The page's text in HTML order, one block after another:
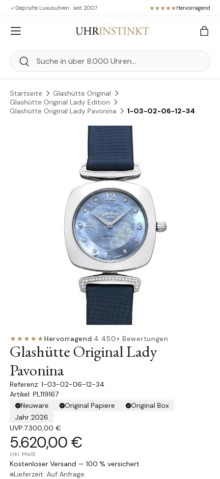
Direkt zum Inhalt
Geprüfte Luxusuhren · seit 2007 Hervorragend
Suchen
Suchen
Menü
Startseite
Glashütte Original
Glashütte Original Lady Edition
Glashütte Original Lady Pavonina
1-03-02-06-12-34
Zu Produktinformationen springen
★★★★★Hervorragend·4.450+ Bewertungen
Glashütte Original Lady
Pavonina
1-03-02-06-12-34
Artikel: PL119167
Neuware
Original Papiere
Original Box
Jahr 2026
UVP:7.300,00 €
5.620,00 €
inkl. MwSt.
Kostenloser Versand — 100 % versichert
Lieferzeit: Auf Anfrage